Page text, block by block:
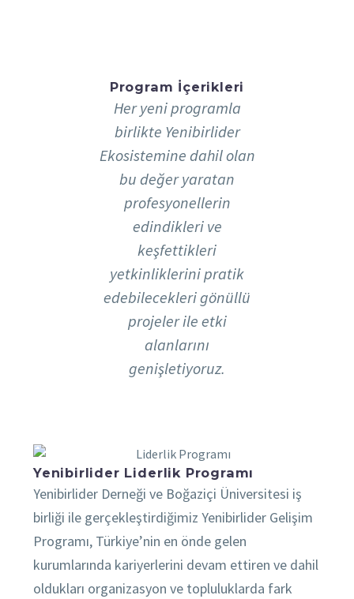
Program İçerikleri
Her yeni programla
birlikte Yenibirlider
Ekosistemine dahil olan
bu değer yaratan
profesyonellerin
edindikleri ve
keşfettikleri
yetkinliklerini pratik
edebilecekleri gönüllü
projeler ile etki
alanlarını
genişletiyoruz.
Yenibirlider Liderlik Programı
Yenibirlider Derneği ve Boğaziçi Üniversitesi iş
birliği ile gerçekleştirdiğimiz Yenibirlider Gelişim
Programı, Türkiye’nin en önde gelen
kurumlarında kariyerlerini devam ettiren ve dahil
oldukları organizasyon ve topluluklarda fark